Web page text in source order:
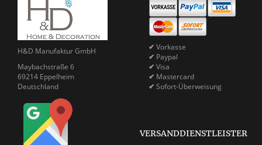
H&D Manufaktur GmbH
Maybachstraße 6
69214 Eppelheim
Deutschland
✔ Vorkasse
✔ Paypal
✔ Visa
✔ Mastercard
✔ Sofort-Überweisung
VERSANDDIENSTLEISTER